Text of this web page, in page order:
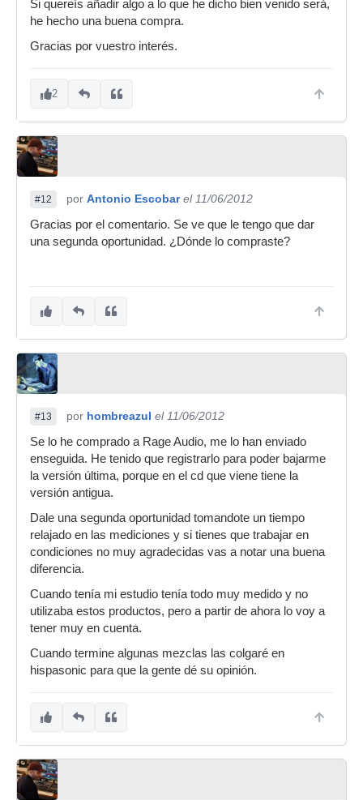
Si quereís añadir algo a lo que he dicho bien venido será,
he hecho una buena compra.
Gracias por vuestro interés.
2
#12 por Antonio Escobar el 11/06/2012
Gracias por el comentario. Se ve que le tengo que dar
una segunda oportunidad. ¿Dónde lo compraste?
#13 por hombreazul el 11/06/2012
Se lo he comprado a Rage Audio, me lo han enviado
enseguida. He tenido que registrarlo para poder bajarme
la versión última, porque en el cd que viene tiene la
versión antigua.
Dale una segunda oportunidad tomandote un tiempo
relajado en las mediciones y si tienes que trabajar en
condiciones no muy agradecidas vas a notar una buena
diferencia.
Cuando tenía mi estudio tenía todo muy medido y no
utilizaba estos productos, pero a partir de ahora lo voy a
tener muy en cuenta.
Cuando termine algunas mezclas las colgaré en
hispasonic para que la gente dé su opinión.